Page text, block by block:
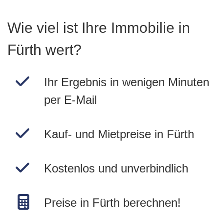
Wie viel ist Ihre Immobilie in
Fürth wert?
Ihr Ergebnis in wenigen Minuten
per E-Mail
Kauf- und Mietpreise in Fürth
Kostenlos und unverbindlich
Preise in Fürth berechnen!